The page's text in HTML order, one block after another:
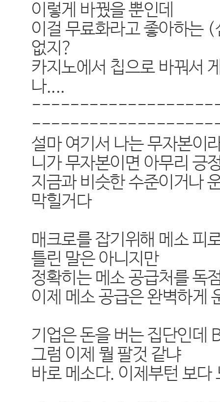
이렇게 바꿨을 뿐인데
이걸 무료화라고 좋아하는
없지?
카지노에서 칩으로 바꿔서
나....
설마 여기서 나는 무자본이
니가 무자본이면 아무리 긍
지금과 비슷한 수준이거나
막힐거다
매크로를 잡기위해 메소 피
틀린 말은 아니지만
정확히는 메소 공급처를 독
이제 메소 공급은 완벽하게
기업은 돈을 버는 집단인데
그럼 이제 뭘 팔것 같냐
바로 메소다. 이제부턴 보